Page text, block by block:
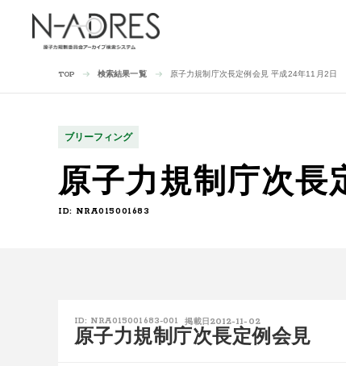
TOP 検索結果一覧 原子力規制庁次長定例会見 平成24年11月2日
ブリーフィング
原子力規制庁次長
ID: NRA015001683
ID: NRA015001683-001 掲載日 2012-11-02
原子力規制庁次長定例会見